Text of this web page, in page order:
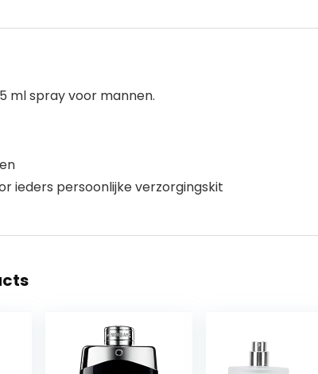
ml spray voor mannen.
ieders persoonlijke verzorgingskit